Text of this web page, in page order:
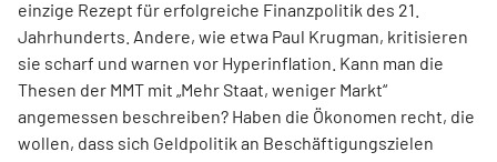
einzige Rezept für erfolgreiche Finanzpolitik des 21.
Jahrhunderts. Andere, wie etwa Paul Krugman, kritisieren
sie scharf und warnen vor Hyperinflation. Kann man die
Thesen der MMT mit „Mehr Staat, weniger Markt“
angemessen beschreiben? Haben die Ökonomen recht, die
wollen, dass sich Geldpolitik an Beschäftigungszielen